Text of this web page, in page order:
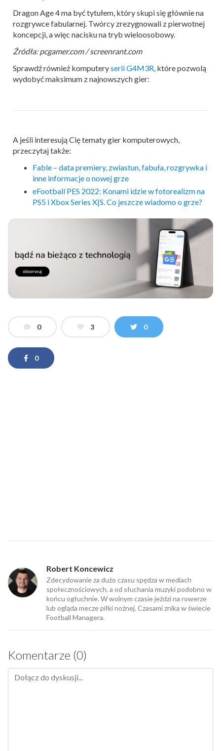
Dragon Age 4 ma być tytułem, który skupi się głównie na
rozgrywce fabularnej. Twórcy zrezygnowali z pierwotnej
koncepcji, a więc nacisku na tryb wieloosobowy.
Źródła: pcgamer.com / screenrant.com
Sprawdź również komputeryserii G4M3R , które pozwolą
wydobyć maksimum z najnowszych gier:
A jeśli interesują Cię tematy gier komputerowych,
przeczytaj także:
Fable – data premiery, zwiastun, fabuła, rozgrywka i
inne informacje o nowej grze
eFootball PES 2022: Konami idzie w fotorealizm na
PS5 i Xbox Series X|S. Co jeszcze wiadomo o grze?
0 3 0
0
Robert Koncewicz
Zdecydowanie za dużo czasu spędza w mediach
społecznościowych, a od słuchania muzyki podobno w
końcu ogłuchnie. W wolnym czasie jeździ na rowerze
lub ogląda mecze piłki nożnej. Czasami znika w świecie
Football Managera.
Komentarze (0)